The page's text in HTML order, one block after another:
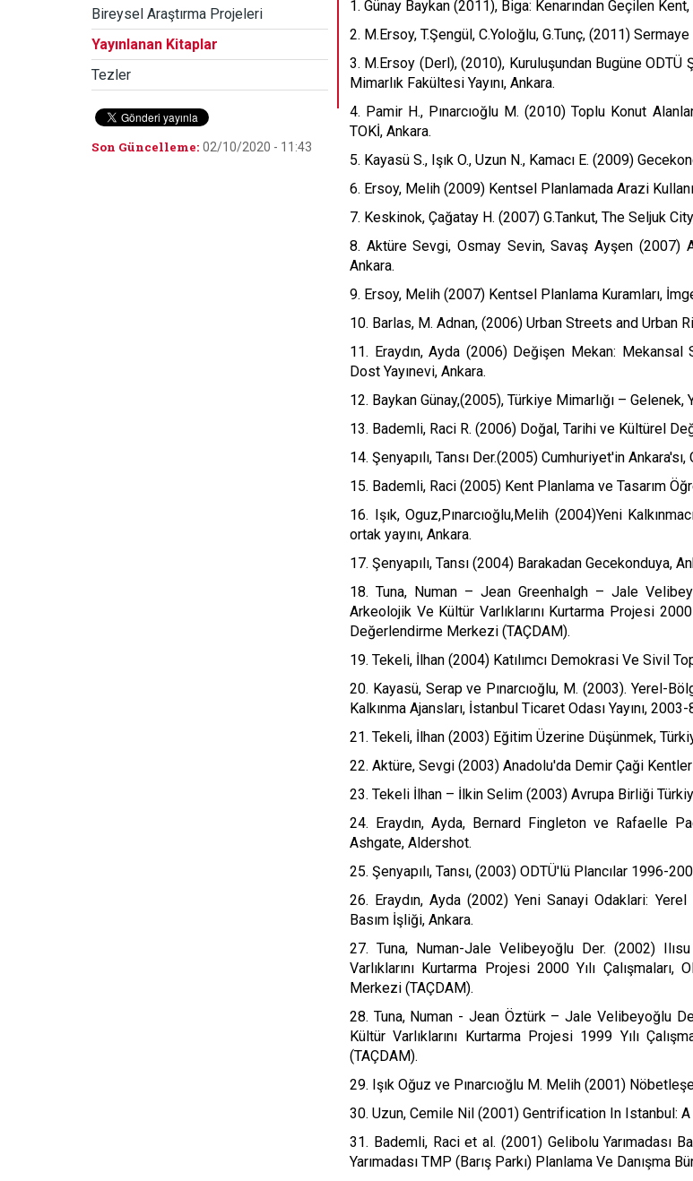
Bireysel Araştırma Projeleri
Yayınlanan Kitaplar
Tezler
Son Güncelleme: 02/10/2020 - 11:43
1. Günay Baykan (2011), Biga: Kenarından Geçilen Kent,
2. M.Ersoy, T.Şengül, C.Yoloğlu, G.Tunç, (2011)
3. M.Ersoy (Derl), (2010), Kuruluşundan Bugüne
Mimarlık Fakültesi Yayını, Ankara.
4. Pamir H., Pınarcıoğlu M. (2010) Toplu Konut
TOKİ, Ankara.
5. Kayasü S., Işık O., Uzun N., Kamacı E. (2009)
6. Ersoy, Melih (2009) Kentsel Planlamada Arazi
7. Keskinok, Çağatay H. (2007) G.Tankut, The Seljuk
8. Aktüre Sevgi, Osmay Sevin, Savaş Ayşen (2007)
Ankara.
9. Ersoy, Melih (2007) Kentsel Planlama Kuramları,
10. Barlas, M. Adnan, (2006) Urban Streets and Urban
11. Eraydın, Ayda (2006) Değişen Mekan: Mekansal
Dost Yayınevi, Ankara.
12. Baykan Günay,(2005), Türkiye Mimarlığı – Gelenek,
13. Bademli, Raci R. (2006) Doğal, Tarihi ve Kültürel
14. Şenyapılı, Tansı Der.(2005) Cumhuriyet'in Ankara'sı,
15. Bademli, Raci (2005) Kent Planlama ve Tasarım
16. Işık, Oguz,Pınarcıoğlu,Melih (2004)Yeni
ortak yayını, Ankara.
17. Şenyapılı, Tansı (2004) Barakadan Gecekonduya,
18. Tuna, Numan – Jean Greenhalgh – Jale
Arkeolojik Ve Kültür Varlıklarını Kurtarma Projesi 2000
Değerlendirme Merkezi (TAÇDAM).
19. Tekeli, İlhan (2004) Katılımcı Demokrasi Ve Sivil
20. Kayasü, Serap ve Pınarcıoğlu, M. (2003). Yerel-
Kalkınma Ajansları, İstanbul Ticaret Odası Yayını,
21. Tekeli, İlhan (2003) Eğitim Üzerine Düşünmek,
22. Aktüre, Sevgi (2003) Anadolu'da Demir Çaği
23. Tekeli İlhan – İlkin Selim (2003) Avrupa Birliği
24. Eraydın, Ayda, Bernard Fingleton ve Rafaelle
Ashgate, Aldershot.
25. Şenyapılı, Tansı, (2003) ODTÜ'lü Plancılar 1996-
26. Eraydın, Ayda (2002) Yeni Sanayi Odaklari: Yerel
Basım İşliği, Ankara.
27. Tuna, Numan-Jale Velibeyoğlu Der. (2002)
Varlıklarını Kurtarma Projesi 2000 Yılı
Merkezi (TAÇDAM).
28. Tuna, Numan - Jean Öztürk – Jale Velibeyoğlu
Kültür Varlıklarını Kurtarma Projesi 1999 Yılı
(TAÇDAM).
29. Işık Oğuz ve Pınarcıoğlu M. Melih (2001)
30. Uzun, Cemile Nil (2001) Gentrification In Istanbul:
31. Bademli, Raci et al. (2001) Gelibolu Yarımadası
Yarımadası TMP (Barış Parkı) Planlama Ve Danışma